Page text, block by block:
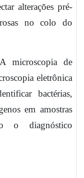
alterações pré-
no colo do
microscopia de
eletrônica
bactérias,
em amostras
o diagnóstico